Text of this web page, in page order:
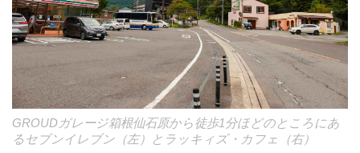
GROUDガレージ箱根仙石原から徒歩1分ほどのところにあ
るセブンイレブン（左）とラッキィズ・カフェ（右）